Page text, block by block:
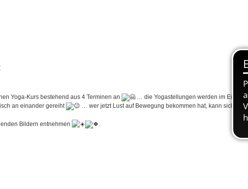
Yoga-Kurs bestehend aus 4 Terminen an
… die Yogastellungen werden im
an einander gereiht
… wer jetzt Lust auf Bewegung bekommen hat, kann sich
Bildern entnehmen
.